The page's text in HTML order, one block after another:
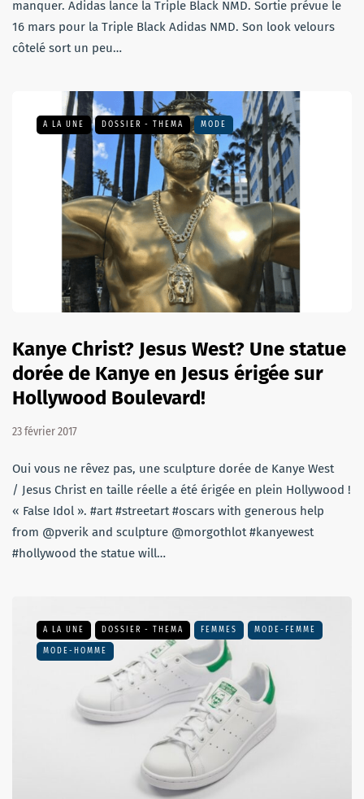
manquer. Adidas lance la Triple Black NMD. Sortie prévue le
16 mars pour la Triple Black Adidas NMD. Son look velours
côtelé sort un peu…
A LA UNE DOSSIER - THEMA MODE
Kanye Christ? Jesus West? Une statue
dorée de Kanye en Jesus érigée sur
Hollywood Boulevard!
23 février 2017
Oui vous ne rêvez pas, une sculpture dorée de Kanye West
/ Jesus Christ en taille réelle a été érigée en plein Hollywood !
« False Idol ». #art #streetart #oscars with generous help
from @pverik and sculpture @morgothlot #kanyewest
#hollywood the statue will…
A LA UNE DOSSIER - THEMA FEMMES MODE-FEMME
MODE-HOMME